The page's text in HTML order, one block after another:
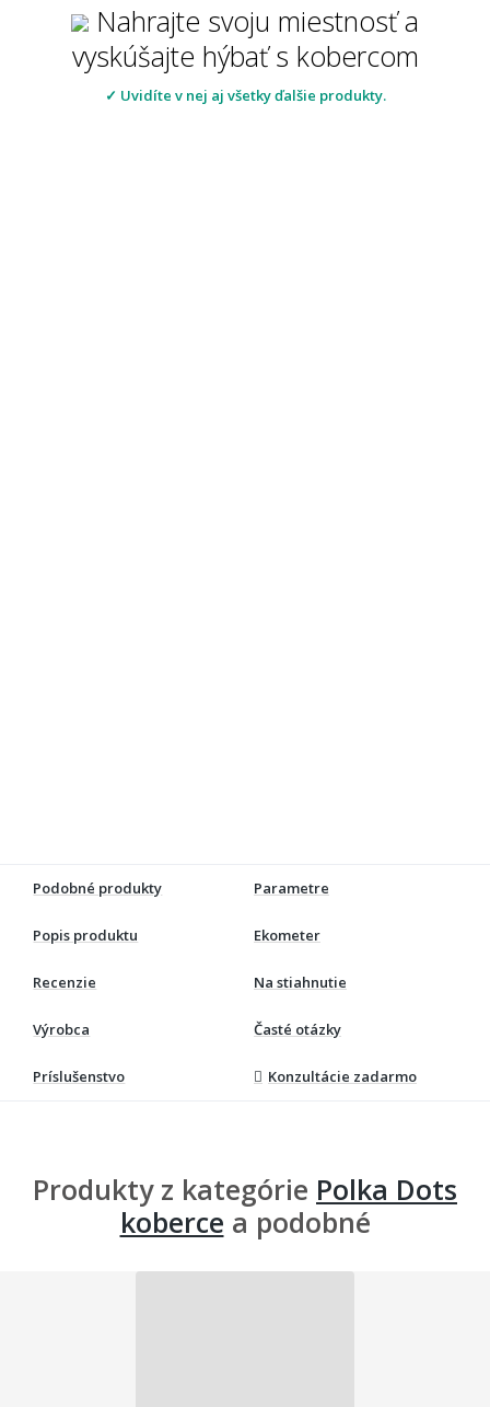
Nahrajte svoju miestnosť a
vyskúšajte hýbať s kobercom
✓ Uvidíte v nej aj všetky ďalšie produkty.
Podobné produkty Parametre
Popis produktu Ekometer
Recenzie Na stiahnutie
Výrobca Časté otázky
Príslušenstvo Konzultácie zadarmo
Produkty z kategórie Polka Dots
koberce a podobné